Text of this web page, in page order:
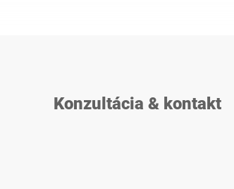
Konzultácia & kontakt